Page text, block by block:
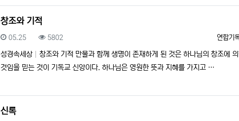
창조와 기적
등록자
연합기
등록일
05.25 조회
5802
성경속세상
창조와 기적 만물과 함께 생명이 존재하게 된 것은 하나님의 창조에
것임을 믿는 것이 기독교 신앙이다. 하나님은 영원한 뜻과 지혜를 가지고 …
신록